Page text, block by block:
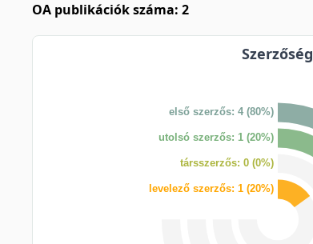
OA publikációk száma: 2
Szerzőség
első szerzős: 4 (80%)
utolsó szerzős: 1 (20%)
társszerzős: 0 (0%)
levelező szerzős: 1 (20%)